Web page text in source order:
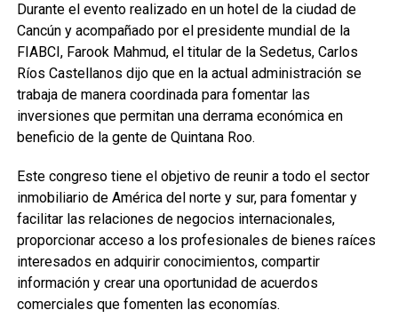
Durante el evento realizado en un hotel de la ciudad de
Cancún y acompañado por el presidente mundial de la
FIABCI, Farook Mahmud, el titular de la Sedetus, Carlos
Ríos Castellanos dijo que en la actual administración se
trabaja de manera coordinada para fomentar las
inversiones que permitan una derrama económica en
beneficio de la gente de Quintana Roo.
Este congreso tiene el objetivo de reunir a todo el sector
inmobiliario de América del norte y sur, para fomentar y
facilitar las relaciones de negocios internacionales,
proporcionar acceso a los profesionales de bienes raíces
interesados en adquirir conocimientos, compartir
información y crear una oportunidad de acuerdos
comerciales que fomenten las economías.